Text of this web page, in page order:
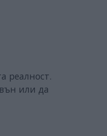
реалност.
или да